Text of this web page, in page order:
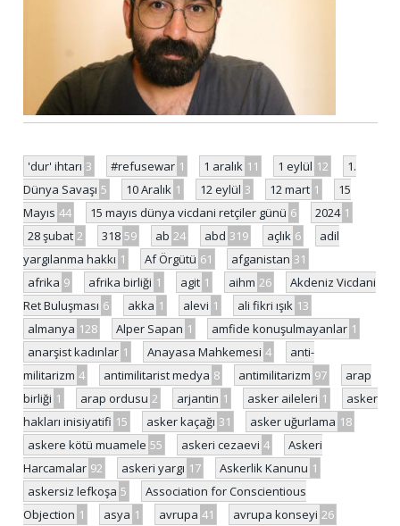
'dur' ihtarı 3 #refusewar 1 1 aralık 11 1 eylül 12
1.
Dünya Savaşı 5 10 Aralık 1 12 eylül 3 12 mart 1
15
Mayıs 44 15 mayıs dünya vicdani retçiler günü 6 2024 1
28 şubat 2 318 59 ab 24 abd 319 açlık 6
adil
yargılanma hakkı 1 Af Örgütü 61 afganistan 31
afrika 9 afrika birliği 1 agit 1 aihm 26
Akdeniz Vicdani
Ret Buluşması 6 akka 1 alevi 1 ali fikri ışık 13
almanya 128 Alper Sapan 1 amfide konuşulmayanlar 1
anarşist kadınlar 1 Anayasa Mahkemesi 4
anti-
militarizm 4 antimilitarist medya 8 antimilitarizm 97
arap
birliği 1 arap ordusu 2 arjantin 1 asker aileleri 1
asker
hakları inisiyatifi 15 asker kaçağı 31 asker uğurlama 18
askere kötü muamele 55 askeri cezaevi 4
Askeri
Harcamalar 92 askeri yargı 17 Askerlik Kanunu 1
askersiz lefkoşa 5
Association for Conscientious
Objection 1 asya 1 avrupa 41 avrupa konseyi 26